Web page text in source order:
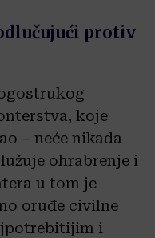
protiv
koje
– neće nikada
ohrabrenje i
u tom je
oruđe civilne
i